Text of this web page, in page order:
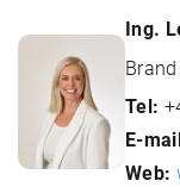
Ing.
Tel:
E-
Web: